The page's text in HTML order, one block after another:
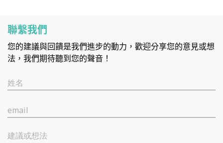
聯繫我們
您的建議與回饋是我們進步的動力，歡迎分享您的意見或想
法，我們期待聽到您的聲音！
姓名
email
建議或想法